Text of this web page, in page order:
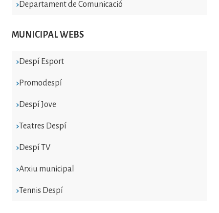
Departament de Comunicació
MUNICIPAL WEBS
Despí Esport
Promodespí
Despí Jove
Teatres Despí
Despí TV
Arxiu municipal
Tennis Despí